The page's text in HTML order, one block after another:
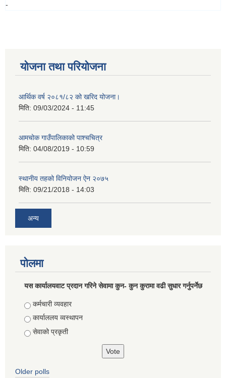
-
योजना तथा परियोजना
आर्थिक वर्ष २०८१/८२ को खरिद योजना।
मिति: 09/03/2024 - 11:45
आमचोक गाउँपालिकाको पाश्चचित्र
मिति: 04/08/2019 - 10:59
स्थानीय तहको विनियोजन ऐन २०७५
मिति: 09/21/2018 - 14:03
अन्य
पोलमा
यस कार्यालयवाट प्रदान गरिने सेवामा कुन- कुन कुरामा वढी सुधार गर्नुपर्नेछ
Choices
कर्मचारी व्यवहार
कार्याललय व्वस्थापन
सेवाको प्रकृती
Older polls